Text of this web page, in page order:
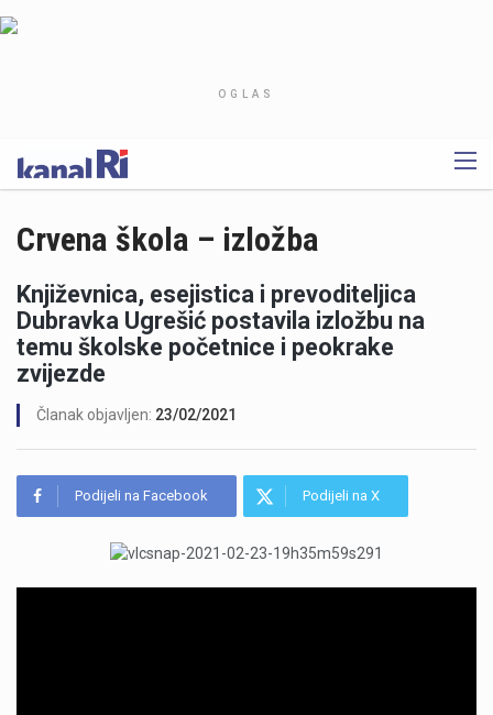
OGLAS
Crvena škola – izložba
Književnica, esejistica i prevoditeljica
Dubravka Ugrešić postavila izložbu na
temu školske početnice i peokrake
zvijezde
Članak objavljen: 23/02/2021
Podijeli na Facebook Podijeli na X